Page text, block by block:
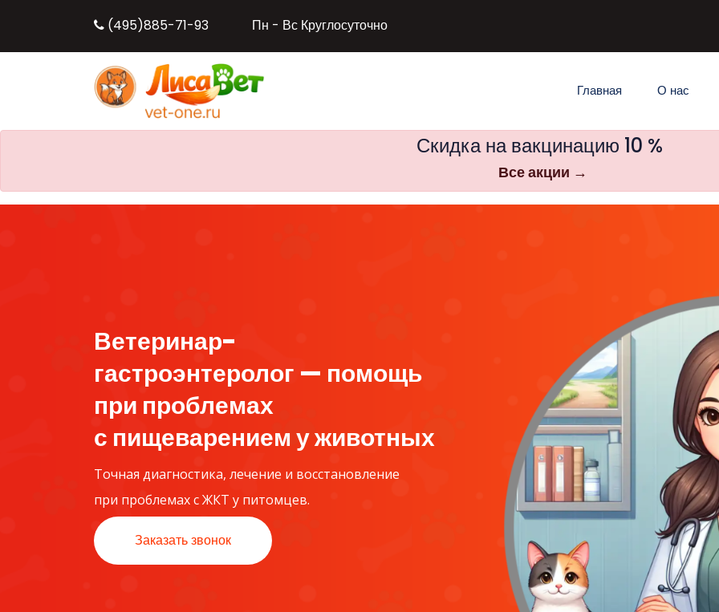
(495)885-71-93 Пн - Вс Круглосуточно
Главная О нас
Скидка на вакцинацию 10 %
Все акции →
Ветеринар-
гастроэнтеролог — помощь
при проблемах
с пищеварением у животных
Точная диагностика, лечение и восстановление
при проблемах с ЖКТ у питомцев.
Заказать звонок